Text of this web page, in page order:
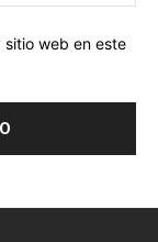
sitio web en este